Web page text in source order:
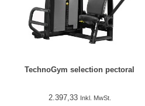
TechnoGym selection pectoral
2.397,33 Inkl. MwSt.